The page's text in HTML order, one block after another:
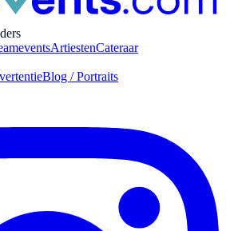
ArtiestenCateraar
Blog / Portraits